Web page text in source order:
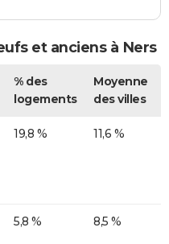
et anciens à Ners
% des
logements
Moyenne
des villes
19,8 % 11,6 %
5,8 % 8,5 %